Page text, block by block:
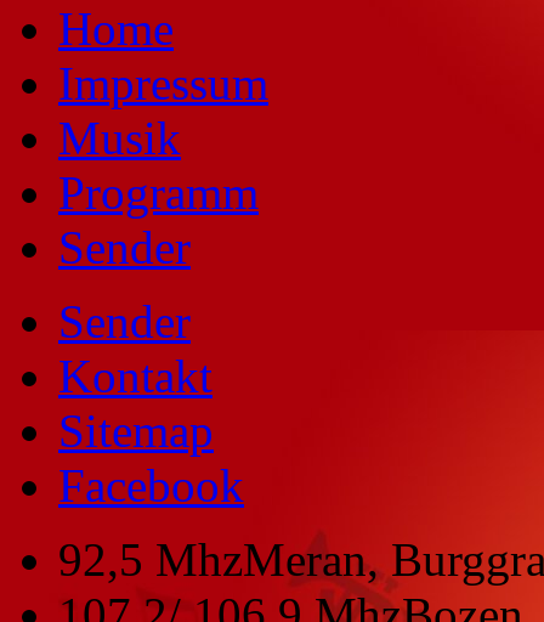
Home
Impressum
Musik
Programm
Sender
Sender
Kontakt
Sitemap
Facebook
92,5 MhzMeran,